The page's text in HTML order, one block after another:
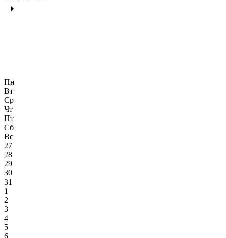
Пн
Вт
Ср
Чт
Пт
Сб
Вс
27
28
29
30
31
1
2
3
4
5
6